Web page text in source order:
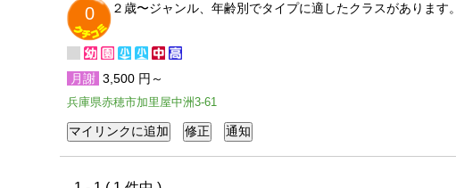
0
２歳〜ジャンル、年齢別でタイプに適したクラスがあります。
月謝 3,500 円～
兵庫県赤穂市加里屋中洲3-61